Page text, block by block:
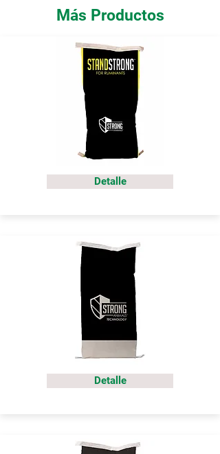
Más Productos
Detalle
Detalle